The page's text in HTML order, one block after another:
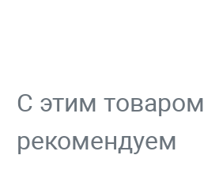
С этим товаром
рекомендуем